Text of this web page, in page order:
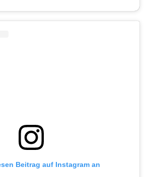
Beitrag auf Instagram an